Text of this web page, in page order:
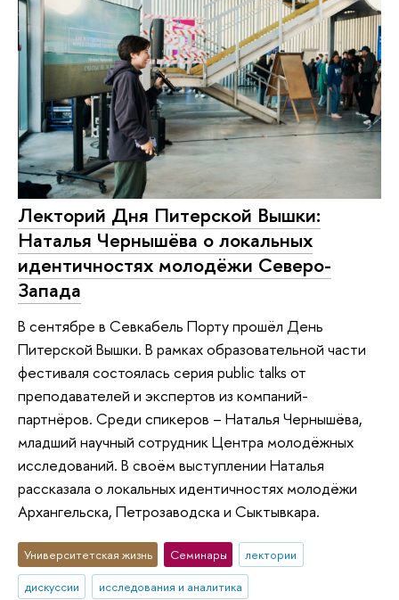
Лекторий Дня Питерской Вышки:
Наталья Чернышёва о локальных
идентичностях молодёжи Северо-
Запада
В сентябре в Севкабель Порту прошёл День
Питерской Вышки. В рамках образовательной части
фестиваля состоялась серия public talks от
преподавателей и экспертов из компаний-
партнёров. Среди спикеров – Наталья Чернышёва,
младший научный сотрудник Центра молодёжных
исследований. В своём выступлении Наталья
рассказала о локальных идентичностях молодёжи
Архангельска, Петрозаводска и Сыктывкара.
Университетская жизнь Семинары
лектории
дискуссии
исследования и аналитика